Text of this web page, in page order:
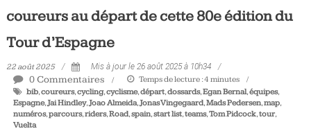
coureurs au départ de cette 80e édition du
Tour d’Espagne
22 août 2025 Mis à jour le 26 août 2025 à 10h34
0 Commentaires Temps de lecture :4 minutes
bib,coureurs,cycling,cyclisme,départ,dossards,Egan Bernal,équipes,
Espagne,Jai Hindley,Joao Almeida,Jonas Vingegaard,Mads Pedersen,map,
numéros,parcours,riders,Road,spain,start list,teams,Tom Pidcock,tour,
Vuelta